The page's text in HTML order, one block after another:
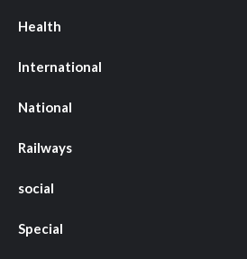
Health
International
National
Railways
social
Special